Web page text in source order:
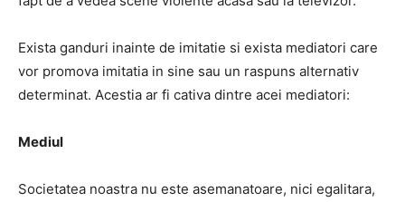
Exista ganduri inainte de imitatie si exista mediatori care
vor promova imitatia in sine sau un raspuns alternativ
determinat. Acestia ar fi cativa dintre acei mediatori:
Mediul
Societatea noastra nu este asemanatoare, nici egalitara,